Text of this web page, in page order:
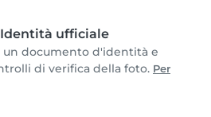
ufficiale
un documento d'identità e
di verifica della foto. Per